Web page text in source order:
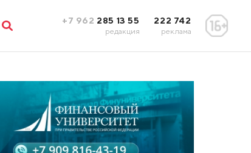
+7 962 285 13 55
редакция
222 742
реклама